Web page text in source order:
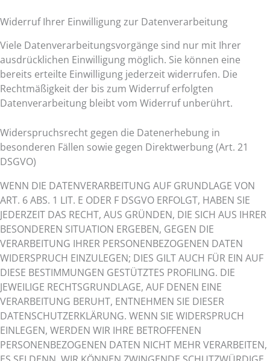
Widerruf Ihrer Einwilligung zur Datenverarbeitung
Viele Datenverarbeitungsvorgänge sind nur mit Ihrer
ausdrücklichen Einwilligung möglich. Sie können eine
bereits erteilte Einwilligung jederzeit widerrufen. Die
Rechtmäßigkeit der bis zum Widerruf erfolgten
Datenverarbeitung bleibt vom Widerruf unberührt.
Widerspruchsrecht gegen die Datenerhebung in
besonderen Fällen sowie gegen Direktwerbung (Art. 21
DSGVO)
WENN DIE DATENVERARBEITUNG AUF GRUNDLAGE VON
ART. 6 ABS. 1 LIT. E ODER F DSGVO ERFOLGT, HABEN SIE
JEDERZEIT DAS RECHT, AUS GRÜNDEN, DIE SICH AUS IHRER
BESONDEREN SITUATION ERGEBEN, GEGEN DIE
VERARBEITUNG IHRER PERSONENBEZOGENEN DATEN
WIDERSPRUCH EINZULEGEN; DIES GILT AUCH FÜR EIN AUF
DIESE BESTIMMUNGEN GESTÜTZTES PROFILING. DIE
JEWEILIGE RECHTSGRUNDLAGE, AUF DENEN EINE
VERARBEITUNG BERUHT, ENTNEHMEN SIE DIESER
DATENSCHUTZERKLÄRUNG. WENN SIE WIDERSPRUCH
EINLEGEN, WERDEN WIR IHRE BETROFFENEN
PERSONENBEZOGENEN DATEN NICHT MEHR VERARBEITEN,